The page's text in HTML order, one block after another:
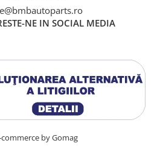
NE IN SOCIAL MEDIA
by Gomag